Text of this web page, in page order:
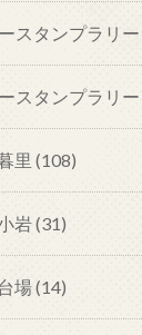
スタンプラリー
スタンプラリー
里 (108)
岩(31)
場(14)